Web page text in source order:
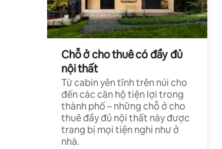
Chỗ ở cho thuê có đầy đủ
nội thất
Từ cabin yên tĩnh trên núi cho
đến các căn hộ tiện lợi trong
thành phố – những chỗ ở cho
thuê đầy đủ nội thất này được
trang bị mọi tiện nghi như ở
nhà.